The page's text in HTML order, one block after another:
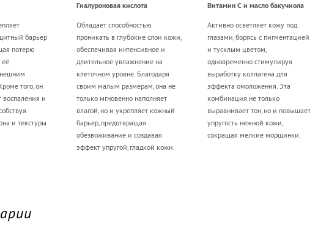
барьер
потерю
её
того, он
и
и текстуры
Гиалуроновая кислота
Обладает способностью
проникать в глубокие слои кожи,
обеспечивая интенсивное и
длительное увлажнение на
клеточном уровне. Благодаря
своим малым размерам, она не
только мгновенно наполняет
влагой, но и укрепляет кожный
барьер, предотвращая
обезвоживание и создавая
эффект упругой, гладкой кожи.
Витамин С и масло бакучиола
Активно осветляет кожу под
глазами, борясь с пигментацией
и тусклым цветом,
одновременно стимулируя
выработку коллагена для
эффекта омоложения. Эта
комбинация не только
выравнивает тон, но и повышает
упругость нежной кожи,
сокращая мелкие морщинки.